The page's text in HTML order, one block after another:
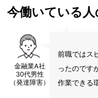
今働いている
金融業A社
30代男性
（発達障害）
前職ではス
ったのです
作業できる